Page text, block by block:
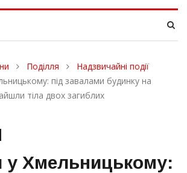
Поділля
Надзвичайні події
під завалами будинку на
тіла двох загиблих
у Хмельницькому: